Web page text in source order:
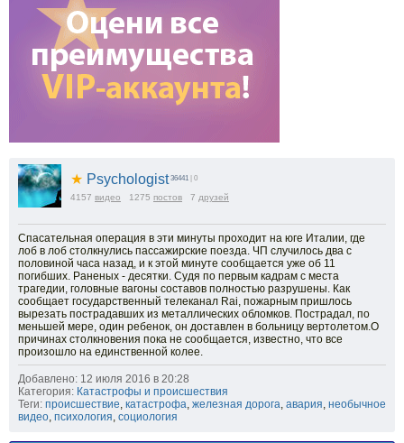
★ Psychologist 36441 | 0
4157 видео 1275 постов 7 друзей
Спасательная операция в эти минуты проходит на юге Италии, где
лоб в лоб столкнулись пассажирские поезда. ЧП случилось два с
половиной часа назад, и к этой минуте сообщается уже об 11
погибших. Раненых - десятки. Судя по первым кадрам с места
трагедии, головные вагоны составов полностью разрушены. Как
сообщает государственный телеканал Rai, пожарным пришлось
вырезать пострадавших из металлических обломков. Пострадал, по
меньшей мере, один ребенок, он доставлен в больницу вертолетом.О
причинах столкновения пока не сообщается, известно, что все
произошло на единственной колее.
Добавлено: 12 июля 2016 в 20:28
Категория: Катастрофы и происшествия
Теги: происшествие, катастрофа, железная дорога, авария, необычное
видео, психология, социология